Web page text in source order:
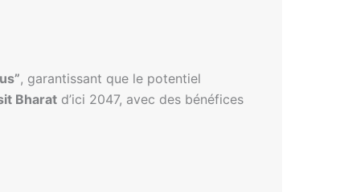
, garantissant que le potentiel
Bharat d’ici 2047, avec des bénéfices